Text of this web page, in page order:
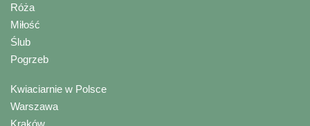
Róża
Miłość
Ślub
Pogrzeb
Kwiaciarnie w Polsce
Warszawa
Kraków